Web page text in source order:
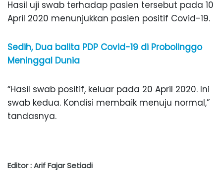
Hasil uji swab terhadap pasien tersebut pada 10
April 2020 menunjukkan pasien positif Covid-19.
Sedih, Dua balita PDP Covid-19 di Probolinggo
Meninggal Dunia
“Hasil swab positif, keluar pada 20 April 2020. Ini
swab kedua. Kondisi membaik menuju normal,”
tandasnya.
Editor : Arif Fajar Setiadi